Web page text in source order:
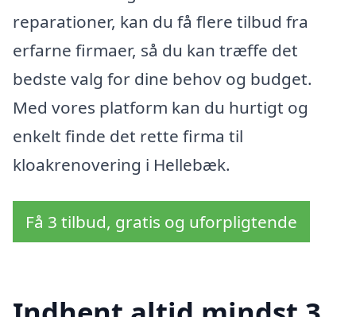
reparationer, kan du få flere tilbud fra
erfarne firmaer, så du kan træffe det
bedste valg for dine behov og budget.
Med vores platform kan du hurtigt og
enkelt finde det rette firma til
kloakrenovering i Hellebæk.
Få 3 tilbud, gratis og uforpligtende